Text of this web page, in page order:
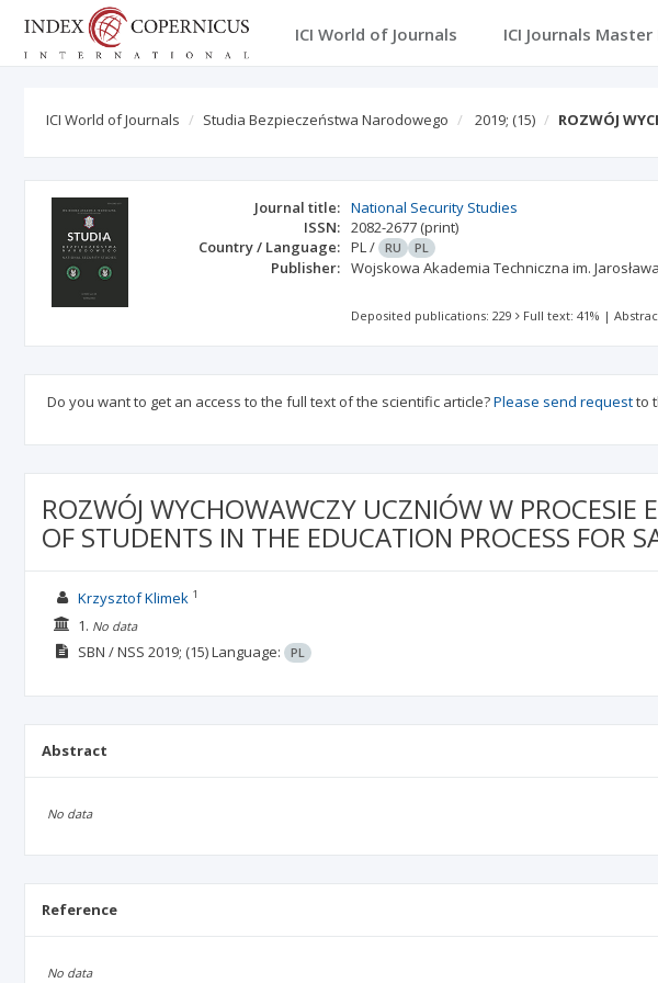
ICI World of Journals ICI Journals Master
ICI World of Journals Studia Bezpieczeństwa Narodowego 2019; (15) ROZWÓJ
Journal title: National Security Studies
ISSN: 2082-2677 (print)
Country / Language: PL/ RU PL
Publisher: Wojskowa Akademia Techniczna im.
Deposited publications: 229 Full text: 41% |
Do you want to get an access to the full text of the scientific article?Please send requestto
ROZWÓJ WYCHOWAWCZY UCZNIÓW W
OF STUDENTS IN THE EDUCATION PROCESS FOR
Krzysztof Klimek 1
1. No data
SBN / NSS 2019; (15)Language: PL
Abstract
No data
Reference
No data